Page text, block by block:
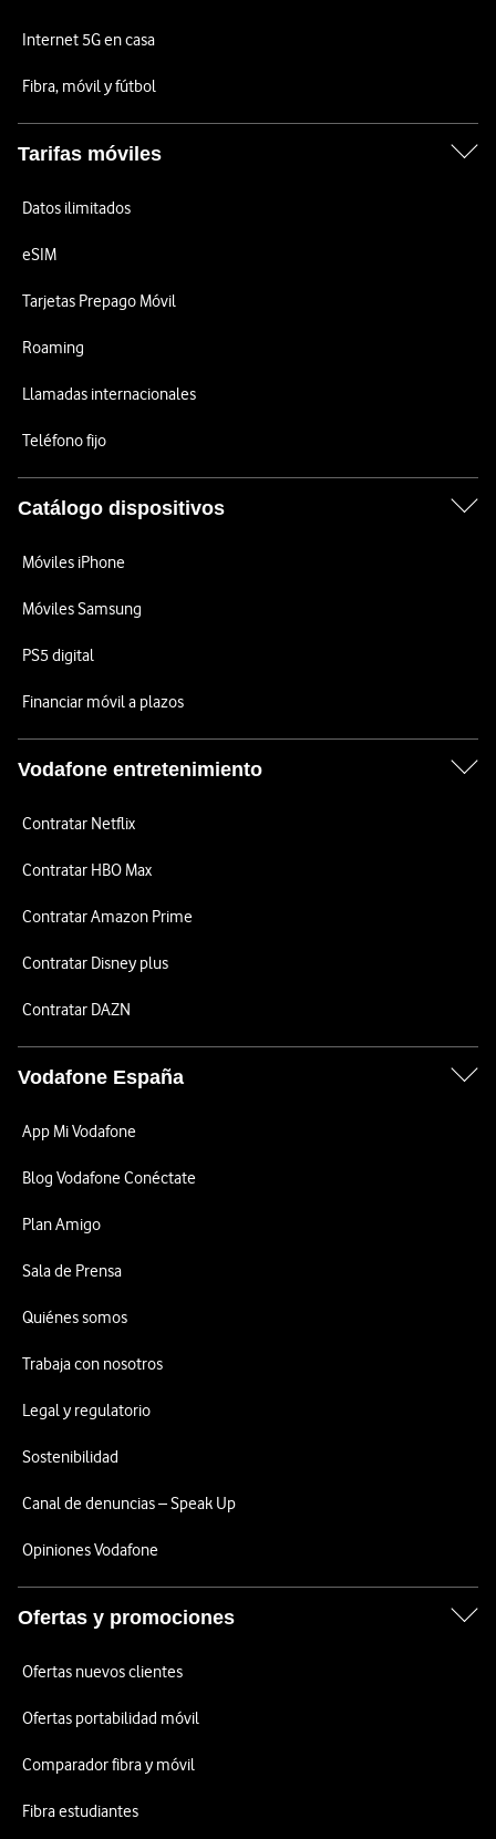
Internet 5G en casa
Fibra, móvil y fútbol
Tarifas móviles
Datos ilimitados
eSIM
Tarjetas Prepago Móvil
Roaming
Llamadas internacionales
Teléfono fijo
Catálogo dispositivos
Móviles iPhone
Móviles Samsung
PS5 digital
Financiar móvil a plazos
Vodafone entretenimiento
Contratar Netflix
Contratar HBO Max
Contratar Amazon Prime
Contratar Disney plus
Contratar DAZN
Vodafone España
App Mi Vodafone
Blog Vodafone Conéctate
Plan Amigo
Sala de Prensa
Quiénes somos
Trabaja con nosotros
Legal y regulatorio
Sostenibilidad
Canal de denuncias – Speak Up
Opiniones Vodafone
Ofertas y promociones
Ofertas nuevos clientes
Ofertas portabilidad móvil
Comparador fibra y móvil
Fibra estudiantes